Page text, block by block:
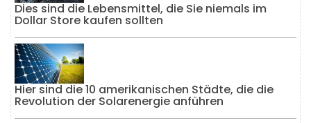
Dies sind die Lebensmittel, die Sie niemals im
Dollar Store kaufen sollten
Hier sind die 10 amerikanischen Städte, die die
Revolution der Solarenergie anführen